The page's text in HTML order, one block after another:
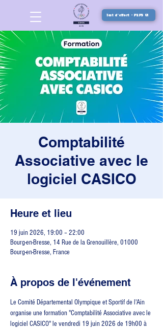
Test d'effort - PEPS 01
Comptabilité
Associative avec le
logiciel CASICO
Heure et lieu
19 juin 2026, 19:00 – 22:00
Bourg-en-Bresse, 14 Rue de la Grenouillère, 01000
Bourg-en-Bresse, France
À propos de l'événement
Le Comité Départemental Olympique et Sportif de l'Ain
organise une formation "Comptabilité Associative avec le
logiciel CASICO" le vendredi 19 juin 2026 de 19h00 à